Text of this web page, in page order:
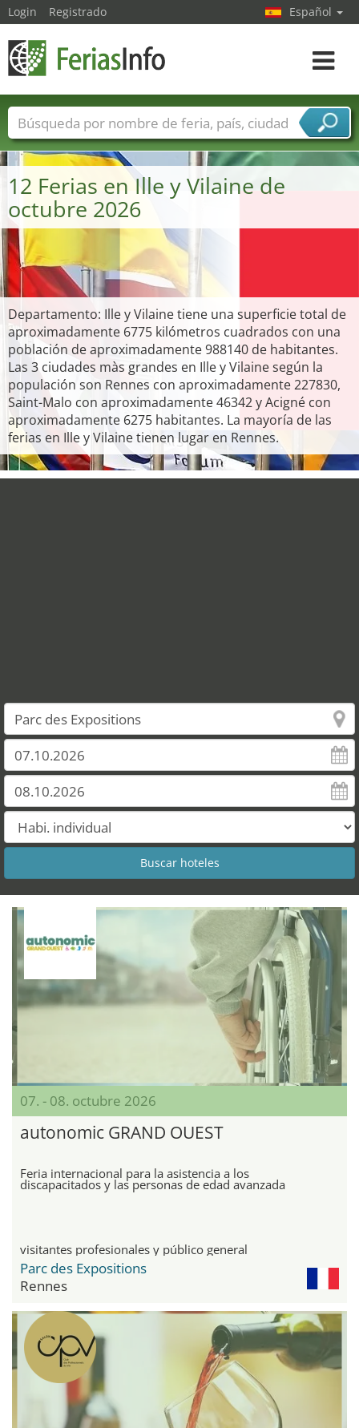
12 Ferias en Ille y Vilaine de
octubre 2026
Departamento: Ille y Vilaine tiene una superficie total de
aproximadamente 6775 kilómetros cuadrados con una
población de aproximadamente 988140 de habitantes.
Las 3 ciudades màs grandes en Ille y Vilaine según la
populación son Rennes con aproximadamente 227830,
Saint-Malo con aproximadamente 46342 y Acigné con
aproximadamente 6275 habitantes. La mayoría de las
ferias en Ille y Vilaine tienen lugar en Rennes.
07. - 08. octubre 2026
autonomic GRAND OUEST
Feria internacional para la asistencia a los
discapacitados y las personas de edad avanzada
visitantes profesionales y público general
Parc des Expositions
Rennes
Login Registrado Español
toggle
Nombres de ferias Países
Ciudades
Sectores de ferias
Sectores de proveedor de servicios